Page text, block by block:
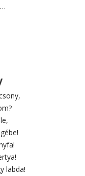
labda!